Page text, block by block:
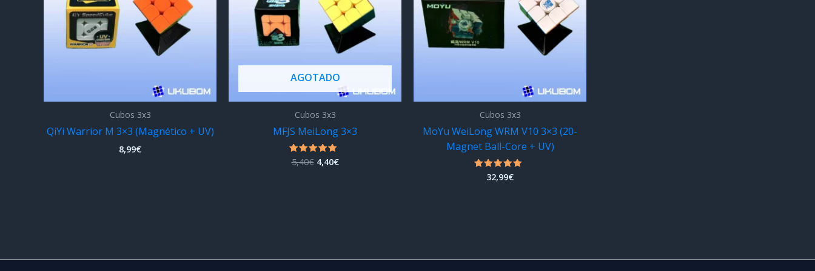
Cubos 3x3
QiYi Warrior M 3×3 (Magnético + UV)
8,99€
AGOTADO
Cubos 3x3
MFJS MeiLong 3×3
Valorado
con
5,40€ El
4,40€El
Cubos 3x3
MoYu WeiLong WRM V10 3×3 (20-
Magnet Ball-Core + UV)
Valorado
con
32,99€